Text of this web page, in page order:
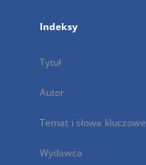
Indeksy
Tytuł
Autor
Temat i słowa kluczowe
Wydawca